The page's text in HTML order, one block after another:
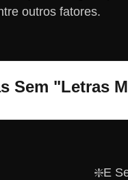
outros fatores.
Sem "Letras
❇️E